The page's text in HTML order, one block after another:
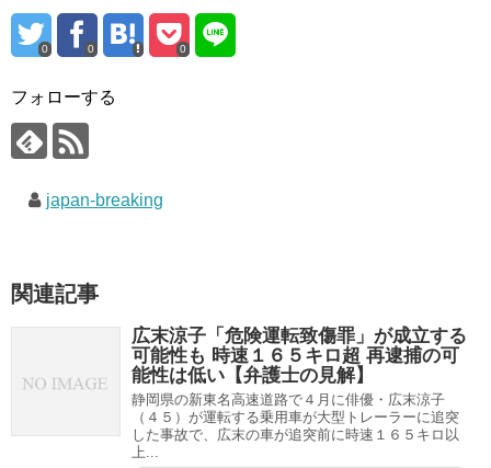
0 0 0
フォローする
japan-breaking
関連記事
広末涼子「危険運転致傷罪」が成立する
可能性も 時速１６５キロ超 再逮捕の可
能性は低い【弁護士の見解】
静岡県の新東名高速道路で４月に俳優・広末涼子
（４５）が運転する乗用車が大型トレーラーに追突
した事故で、広末の車が追突前に時速１６５キロ以
上...